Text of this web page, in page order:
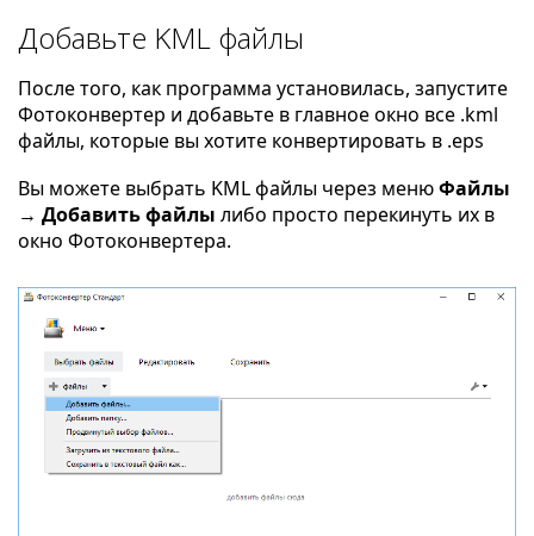
Добавьте KML файлы
После того, как программа установилась, запустите
Фотоконвертер и добавьте в главное окно все .kml
файлы, которые вы хотите конвертировать в .eps
Вы можете выбрать KML файлы через менюФайлы
→ Добавить файлы либо просто перекинуть их в
окно Фотоконвертера.